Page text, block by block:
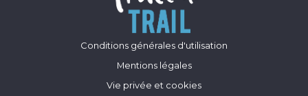
Conditions générales d'utilisation
Mentions légales
Vie privée et cookies